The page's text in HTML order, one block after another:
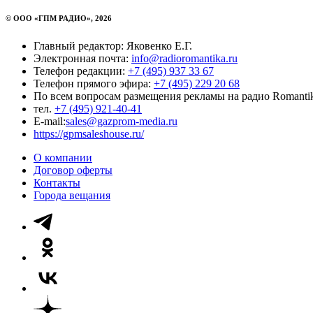
© ООО «ГПМ РАДИО», 2026
Главный редактор: Яковенко Е.Г.
Электронная почта: info@radioromantika.ru
Телефон редакции: +7 (495) 937 33 67
Телефон прямого эфира: +7 (495) 229 20 68
По всем вопросам размещения рекламы на радио
тел. +7 (495) 921-40-41
E-mail:sales@gazprom-media.ru
https://gpmsaleshouse.ru/
О компании
Договор оферты
Контакты
Города вещания